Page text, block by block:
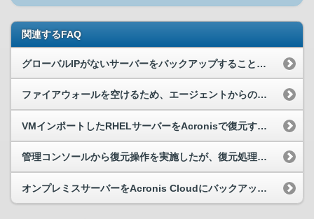
関連するFAQ
グローバルIPがないサーバーをバックアップすることはできますか。
ファイアウォールを空けるため、エージェントからの通信先を教えてください。
VMインポートしたRHELサーバーをAcronisで復元する際の注意事項
管理コンソールから復元操作を実施したが、復元処理が途中で停止しました。
オンプレミスサーバーをAcronis Cloudにバックアップ、および復元した際の時間の目安を教えてください。